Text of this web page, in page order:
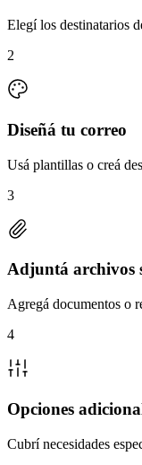
Elegí los destinatarios
2
Diseñá tu correo
Usá plantillas o creá
3
Adjuntá archivos
Agregá documentos o
4
Opciones
Cubrí necesidades